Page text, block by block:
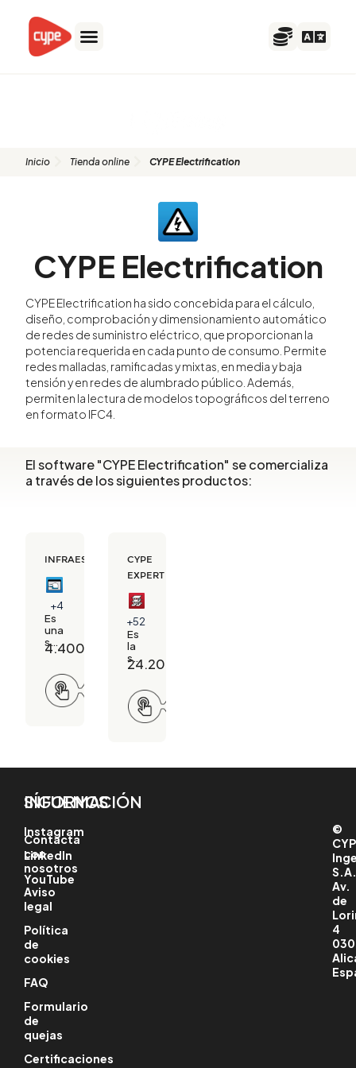
contenido
Inicio Tienda online CYPE Electrification
CYPE Electrification
CYPE Electrification ha sido concebida para el cálculo,
diseño, comprobación y dimensionamiento automático
de redes de suministro eléctrico, que proporcionan la
potencia requerida en cada punto de consumo. Permite
redes malladas, ramificadas y mixtas, en media y baja
tensión y en redes de alumbrado público. Además,
permiten la lectura de modelos topográficos del terreno
en formato IFC4.
El software "CYPE Electrification" se comercializa
a través de los siguientes productos:
INFRAESTRUCTURAS
+4
Es
una
solución
BIM
el
diseño
y
saneamiento,
distribución
gas
y
suministro
eléctrico
en
infraestructuras
urbanas.
4.400,00
información
CYPE
EXPERT
+52
Es
la
solución
BIM
completa
de
CYPE
arquitectónico,
de
24.200,00
INFORMACIÓN
Contacta
con
nosotros
Aviso
legal
Política
de
cookies
FAQ
Formulario
de
quejas
Certificaciones
SÍGUENOS
Instagram
LinkedIn
YouTube
©
S.A.
Av.
de
4